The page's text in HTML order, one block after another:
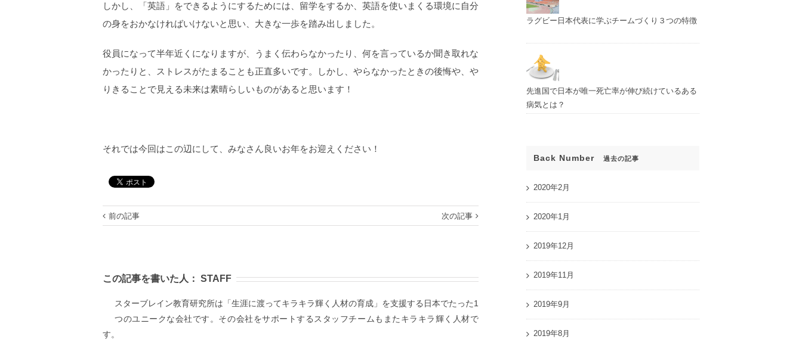
しかし、「英語」をできるようにするためには、留学をするか、英語を使いまくる環境に自分
の身をおかなければいけないと思い、大きな一歩を踏み出しました。
役員になって半年近くになりますが、うまく伝わらなかったり、何を言っているか聞き取れな
かったりと、ストレスがたまることも正直多いです。しかし、やらなかったときの後悔や、や
りきることで見える未来は素晴らしいものがあると思います！
それでは今回はこの辺にして、みなさん良いお年をお迎えください！
前の記事 次の記事
この記事を書いた人： STAFF
スターブレイン教育研究所は「生涯に渡ってキラキラ輝く人材の育成」を支援する日本でたった1
つのユニークな会社です。その会社をサポートするスタッフチームもまたキラキラ輝く人材で
す。
ラグビー日本代表に学ぶチームづくり３つの特徴
先進国で日本が唯一死亡率が伸び続けているある
病気とは？
Back Number 過去の記事
2020年2月
2020年1月
2019年12月
2019年11月
2019年9月
2019年8月